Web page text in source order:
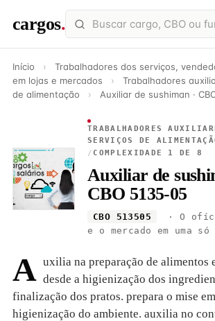
cargos.
Início ›
Trabalhadores dos serviços,
em lojas e mercados
›
Trabalhadores
de alimentação
› Auxiliar de sushiman ·
TRABALHADORES
SERVIÇOS DE
/ COMPLEXIDADE 1 DE 8
Auxiliar de
CBO 5135-05
CBO 513505
· O
e o mercado em uma
A uxilia na preparação de alimentos
desde a higienização dos
finalização dos pratos. prepara o mise
higienização do ambiente. auxilia no